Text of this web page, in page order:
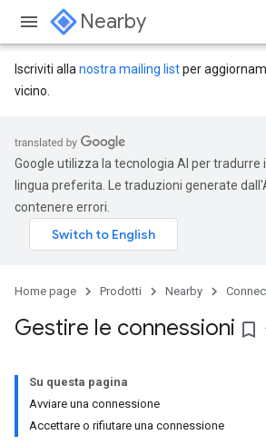
Nearby
Iscriviti alla nostra mailing listper
vicino.
Google utilizza la tecnologia AI per tradurre
lingua preferita. Le traduzioni generate
contenere errori.
Home page Prodotti Nearby
Gestire le connessioni bookmark_border
Su questa pagina
Avviare una connessione
Accettare o rifiutare una connessione